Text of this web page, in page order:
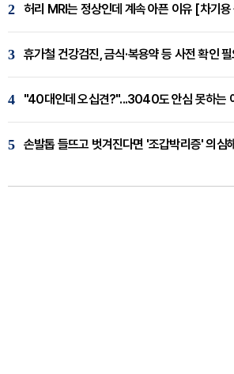
2 허리 MRI는 정상인데 계속 아픈 이유 [차기용
3 휴가철 건강검진, 금식·복용약 등 사전 확인
4 "40대인데 오십견?"...3040도 안심 못하는
5 손발톱 들뜨고 벗겨진다면 '조갑박리증' 의심